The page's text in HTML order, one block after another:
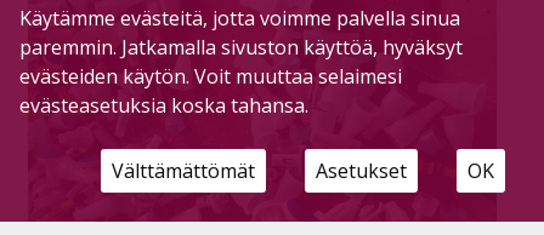
Käytämme evästeitä, jotta voimme palvella sinua
paremmin. Jatkamalla sivuston käyttöä, hyväksyt
evästeiden käytön. Voit muuttaa selaimesi
evästeasetuksia koska tahansa.
Välttämättömät Asetukset OK